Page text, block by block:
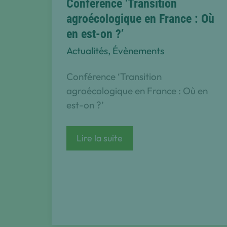
Conférence ‘Transition
agroécologique en France : Où
en est-on ?’
Actualités, Évènements
Conférence ‘Transition
agroécologique en France : Où en
est-on ?’
Conférence
Lire la suite